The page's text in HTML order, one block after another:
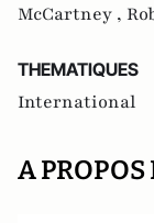
McCartney ,
THEMATIQUES
International
A PROPOS